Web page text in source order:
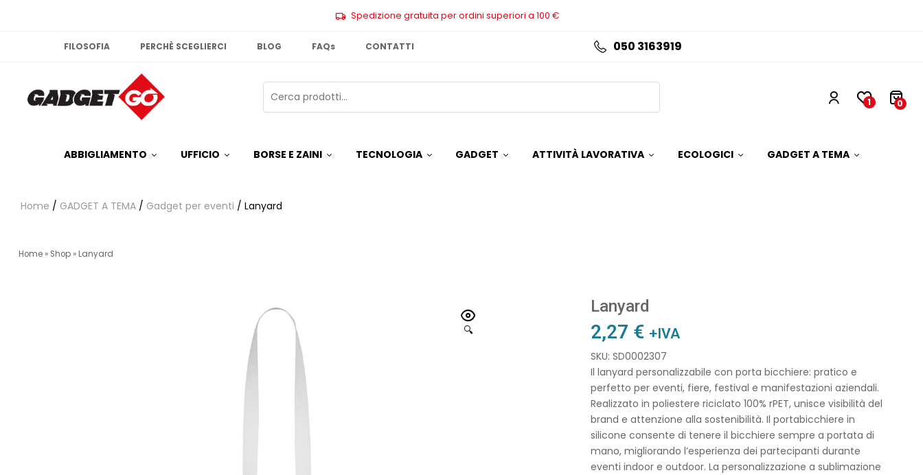
Spedizione gratuita per ordini superiori a 100 €
FILOSOFIA PERCHÈ SCEGLIERCI BLOG FAQs CONTATTI 050 3163919
1 0
ABBIGLIAMENTO UFFICIO BORSE E ZAINI TECNOLOGIA GADGET ATTIVITÀ LAVORATIVA ECOLOGICI GADGET A TEMA
Home / GADGET A TEMA / Gadget per eventi / Lanyard
Home » Shop » Lanyard
🔍
Lanyard
2,27 € +IVA
SKU: SD0002307
Il lanyard personalizzabile con porta bicchiere: pratico e
perfetto per eventi, fiere, festival e manifestazioni aziendali.
Realizzato in poliestere riciclato 100% rPET, unisce visibilità del
brand e attenzione alla sostenibilità. Il portabicchiere in
silicone consente di tenere il bicchiere sempre a portata di
mano, migliorando l’esperienza dei partecipanti durante
eventi indoor e outdoor. La personalizzazione a sublimazione